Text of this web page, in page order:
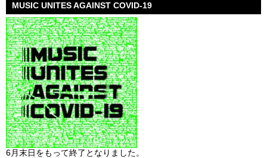
MUSIC UNITES AGAINST COVID-19
6月末日をもって終了となりました。